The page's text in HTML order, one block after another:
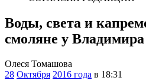
Воды, света и
смоляне у
Олеся Томашова
28 Октября 2016 года в 18:31